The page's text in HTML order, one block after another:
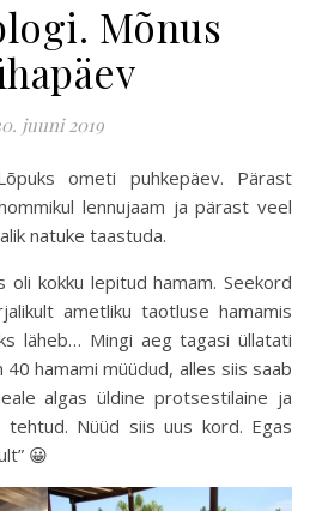
Mõnus
juuni 2019
lennujaam ja pärast veel
natuke taastuda.
oli kokku lepitud hamam. Seekord
ametliku taotluse hamamis
läheb… Mingi aeg tagasi üllatati
hamami müüdud, alles siis saab
algas üldine protsestilaine ja
Nüüd siis uus kord. Egas
😀